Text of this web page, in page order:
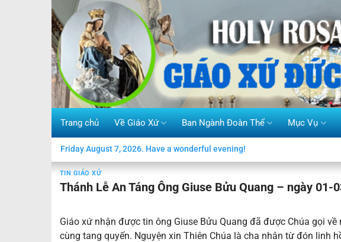
Skip
to
content
Trang chủ Về Giáo Xứ Ban Ngành Đoàn Thể Mục Vụ
Friday August 7, 2026. Have a wonderful evening!
TIN GIÁO XỨ
Thánh Lễ An Táng Ông Giuse Bửu Quang – ngày 01-
Giáo xứ nhận được tin ông Giuse Bửu Quang đã được Chúa gọi
cùng tang quyến. Nguyện xin Thiên Chúa là cha nhân từ đón linh